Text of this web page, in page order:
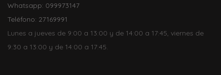
Whatsapp: 099973147
Teléfono: 27169991
Lunes a jueves de 9:00 a 13:00 y de 14:00 a 17:45, viernes de
9:30 a 13:00 y de 14:00 a 17:45.